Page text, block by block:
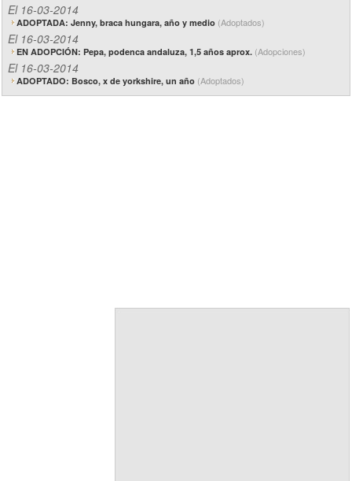
El 16-03-2014
ADOPTADA: Jenny, braca hungara, año y medio (Adoptados)
El 16-03-2014
EN ADOPCIÓN: Pepa, podenca andaluza, 1,5 años aprox. (Adopciones)
El 16-03-2014
ADOPTADO: Bosco, x de yorkshire, un año (Adoptados)